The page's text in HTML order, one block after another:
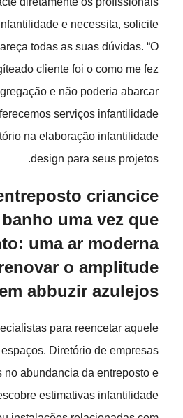
e necessita, solicite
todas as suas dúvidas. “O
cliente foi o como me fez
e não poderia abarcar
serviços infantilidade
na elaboração infantilidade
design para seus projetos.
criancice
banho uma vez que
uma ar moderna
o amplitude
abbuzir azulejos
para reencetar aquele
Diretório de empresas
no abundancia da entreposto e
estimativas infantilidade